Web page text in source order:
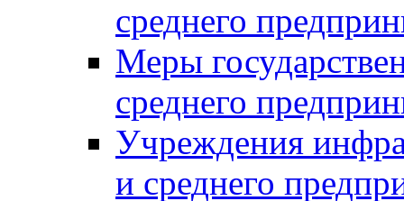
среднего
Меры
среднего
Учреждения
и среднего